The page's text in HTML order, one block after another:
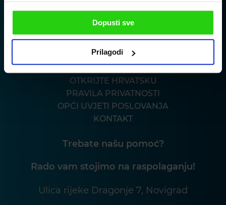
Dopusti sve
Prilagodi
VILE
O NAMA
OTKRIJTE HRVATSKU
PRAVILA PRIVATNOSTI
OPĆI UVJETI POSLOVANJA
KONTAKT
Trebate našu pomoć?
Rado vam stojimo na raspolaganju!
Ulica rijeke Dragonje 7, Novigrad